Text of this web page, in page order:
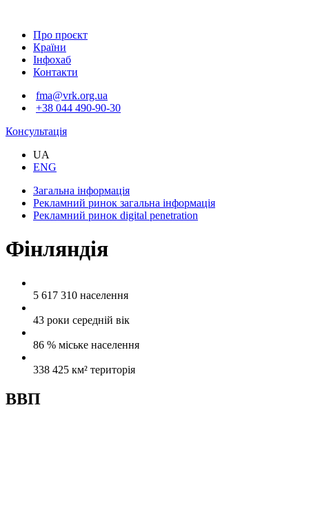
Про проєкт
Країни
Інфохаб
Контакти
fma@vrk.org.ua
+38 044 490-90-30
Консультація
UA
ENG
Загальна інформація
Рекламний ринок загальна інформація
Рекламний ринок digital penetration
Фінляндія
5 617 310 населення
43 роки середній вік
86 % міське населення
338 425 км² територія
ВВП